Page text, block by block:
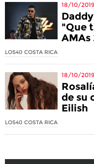
18/10/2019
"Que
AMAs
LOS40 COSTA RICA
18/10/2019
de su
Eilish
LOS40 COSTA RICA